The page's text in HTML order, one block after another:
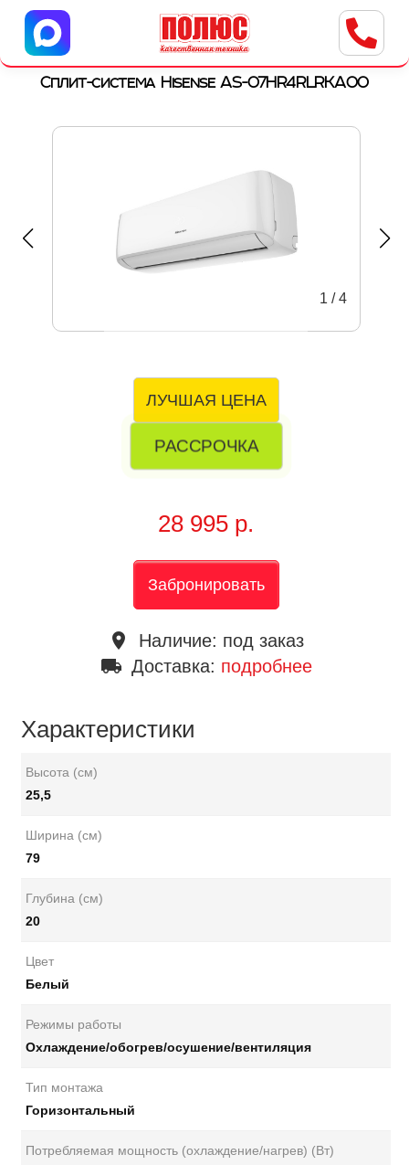
Центр бытовой техники
г. Ульяновск, ул. Пушкарева, 8a
Сплит-система Hisense AS-07HR4RLRKA00
1 /4
ЛУЧШАЯ ЦЕНА
РАССРОЧКА
28 995 р.
Забронировать
place Наличие: под заказ
local_shipping Доставка: подробнее
Характеристики
Высота (см)
25,5
Ширина (см)
79
Глубина (см)
20
Цвет
Белый
Режимы работы
Охлаждение/обогрев/осушение/вентиляция
Тип монтажа
Горизонтальный
Потребляемая мощность (охлаждение/нагрев) (Вт)